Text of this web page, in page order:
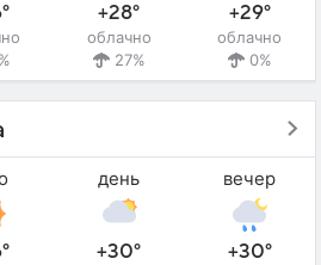
+28°
облачно
27%
+29°
облачно
0%
день
+30°
вечер
+30°